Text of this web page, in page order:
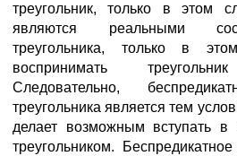
треугольник, только в этом
являются реальными
треугольника, только в
воспринимать
Следовательно,
треугольника является тем
делает возможным вступать
треугольником.